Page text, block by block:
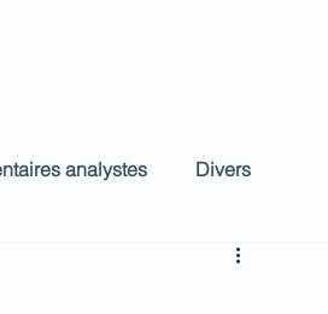
analystes Divers